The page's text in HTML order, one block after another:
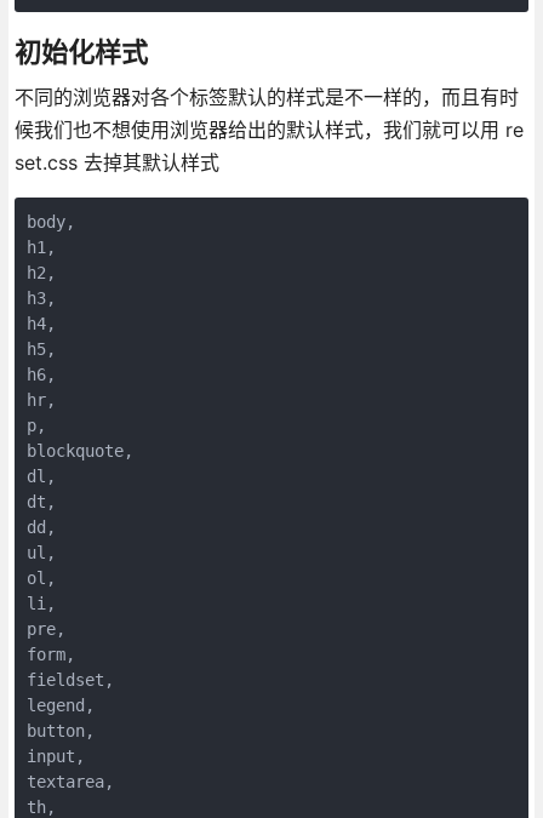
初始化样式
不同的浏览器对各个标签默认的样式是不一样的，而且有时
候我们也不想使用浏览器给出的默认样式，我们就可以用 re
set.css 去掉其默认样式
body,
h1,
h2,
h3,
h4,
h5,
h6,
hr,
p,
blockquote,
dl,
dt,
dd,
ul,
ol,
li,
pre,
form,
fieldset,
legend,
button,
input,
textarea,
th,